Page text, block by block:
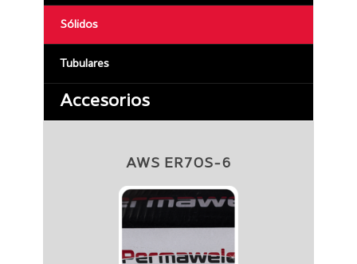
Sólidos
Tubulares
Accesorios
AWS ER70S-6